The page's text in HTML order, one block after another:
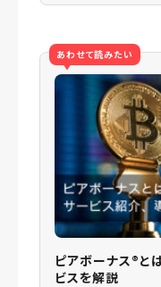
あわせて読みたい
ピアボーナス®️と
ビスを解説